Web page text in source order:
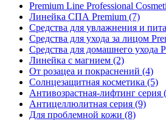
Premium Line Professional
Линейка СПА Premium (7)
Средства для увлажнения и
Средства для ухода за лицом
Средства для домашнего ухода
Линейка с магнием (2)
От розацеа и покраснений (4)
Солнцезащитная косметика (5)
Антивозрастная-лифтинг серия
Антицеллюлитная серия (9)
Для проблемной кожи (8)